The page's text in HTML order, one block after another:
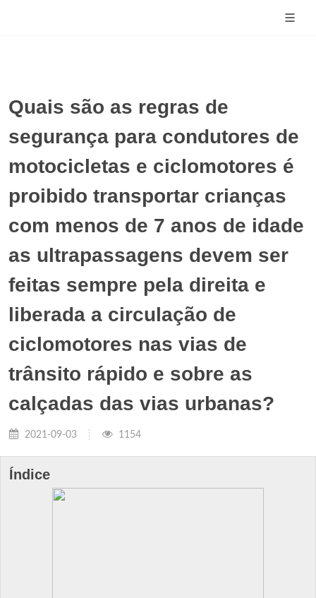
Quais são as regras de
segurança para condutores de
motocicletas e ciclomotores é
proibido transportar crianças
com menos de 7 anos de idade
as ultrapassagens devem ser
feitas sempre pela direita e
liberada a circulação de
ciclomotores nas vias de
trânsito rápido e sobre as
calçadas das vias urbanas?
2021-09-03 1154
Índice